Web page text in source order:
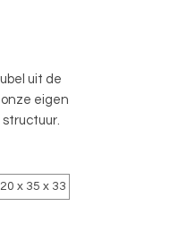
uit de
eigen
het
x 35 x 33